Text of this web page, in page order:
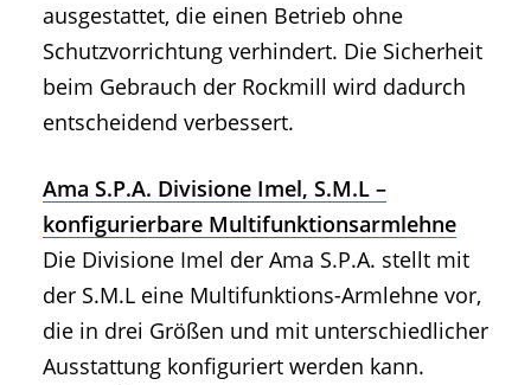
ausgestattet, die einen Betrieb ohne
Schutzvorrichtung verhindert. Die Sicherheit
beim Gebrauch der Rockmill wird dadurch
entscheidend verbessert.
Ama S.P.A. Divisione Imel, S.M.L –
konfigurierbare Multifunktionsarmlehne
Die Divisione Imel der Ama S.P.A. stellt mit
der S.M.L eine Multifunktions-Armlehne vor,
die in drei Größen und mit unterschiedlicher
Ausstattung konfiguriert werden kann.